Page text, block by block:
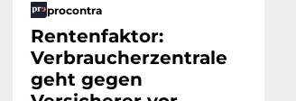
procontra
Rentenfaktor:
Verbraucherzentrale
geht gegen